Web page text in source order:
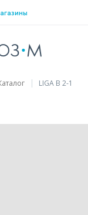
LIGA B 2-1